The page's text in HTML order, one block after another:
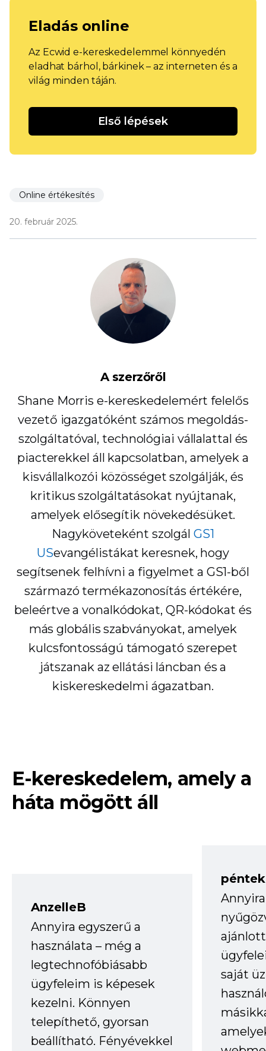
Eladás online
Az Ecwid e-kereskedelemmel könnyedén
eladhat bárhol, bárkinek – az interneten és a
világ minden táján.
Első lépések
Online értékesítés
20. február 2025.
A szerzőről
Shane Morris e-kereskedelemért felelős
vezető igazgatóként számos megoldás-
szolgáltatóval, technológiai vállalattal és
piacterekkel áll kapcsolatban, amelyek a
kisvállalkozói közösséget szolgálják, és
kritikus szolgáltatásokat nyújtanak,
amelyek elősegítik növekedésüket.
Nagyköveteként szolgál GS1
USevangélistákat keresnek, hogy
segítsenek felhívni a figyelmet a GS1-ből
származó termékazonosítás értékére,
beleértve a vonalkódokat, QR-kódokat és
más globális szabványokat, amelyek
kulcsfontosságú támogató szerepet
játszanak az ellátási láncban és a
kiskereskedelmi ágazatban.
E-kereskedelem, amely a
háta mögött áll
AnzelleB
Annyira egyszerű a
használata – még a
legtechnofóbiásabb
ügyfeleim is képesek
kezelni. Könnyen
telepíthető, gyorsan
beállítható. Fényévekkel
saját